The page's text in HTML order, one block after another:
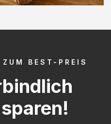
BEST-PREIS